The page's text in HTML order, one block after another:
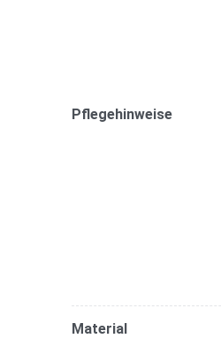
Pflegehinweise
Material